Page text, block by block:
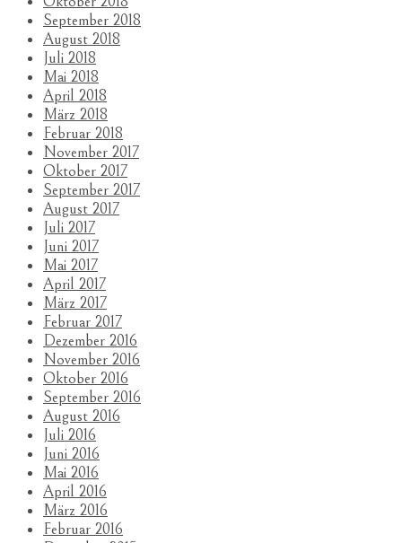
September 2018
August 2018
Juli 2018
Mai 2018
April 2018
März 2018
Februar 2018
November 2017
Oktober 2017
September 2017
August 2017
Juli 2017
Juni 2017
Mai 2017
April 2017
März 2017
Februar 2017
Dezember 2016
November 2016
Oktober 2016
September 2016
August 2016
Juli 2016
Juni 2016
Mai 2016
April 2016
März 2016
Februar 2016